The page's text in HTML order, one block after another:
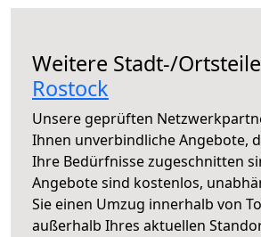
Weitere Stadt-/
Rostock
Unsere geprüften
Ihnen unverbindliche Angebote,
Ihre Bedürfnisse zugeschnitten
Angebote sind kostenlos,
Sie einen Umzug innerhalb von
außerhalb Ihres aktuellen